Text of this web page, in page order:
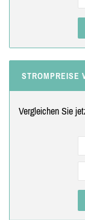
STROMPREISE
Vergleichen Sie